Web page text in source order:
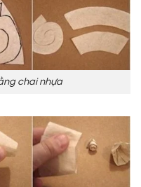
chai nhựa